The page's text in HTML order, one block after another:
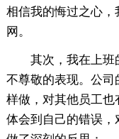
相信我的悔过之心
网。
其次，我在上班
不尊敬的表现。公
样做，对其他员工
体会到自己的错误